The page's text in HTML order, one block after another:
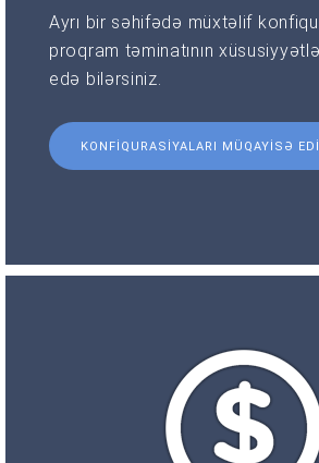
Ayrı bir səhifədə müxtəlif
proqram təminatının
edə bilərsiniz.
KONFIQURASIYALARI MÜQAYISƏ